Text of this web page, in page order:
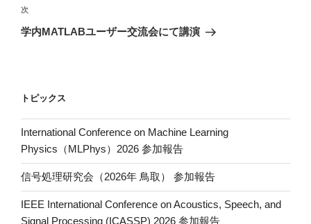
ビ
ゲ
ン
稿
次
の
次
学内MATLABユーザー交流会にて講演
トピックス
International Conference on Machine Learning
Physics（MLPhys）2026 参加報告
信号処理研究会（2026年 鳥取） 参加報告
IEEE International Conference on Acoustics, Speech, and
Signal Processing (ICASSP) 2026 参加報告